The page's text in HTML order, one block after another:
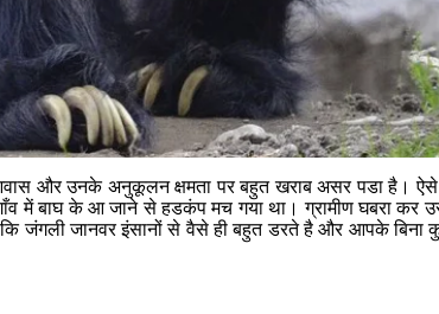
और उनके अनुकूलन क्षमता पर बहुत खराब असर पडा है।
में बाघ के आ जाने से हडकंप मच गया था। ग्रामीण घबरा कर
जंगली जानवर इंसानों से वैसे ही बहुत डरते है और आपके